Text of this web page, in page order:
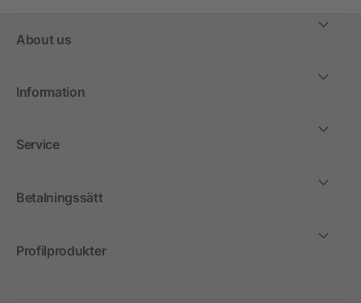
About us
Information
Service
Betalningssätt
Profilprodukter